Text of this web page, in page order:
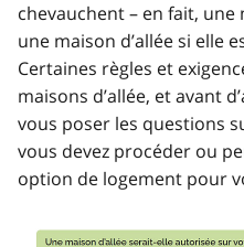
chevauchent – en fait,
une maison d’allée si elle
Certaines règles et
maisons d’allée, et avant
vous poser les questions
vous devez procéder ou
option de logement pour
Image